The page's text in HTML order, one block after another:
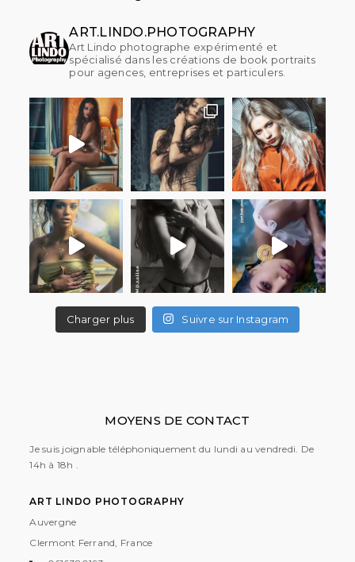
ART.LINDO.PHOTOGRAPHY
Art Lindo photographe expérimenté et
spécialisé dans les créations de book portraits
pour agences, entreprises et particulers.
Charger plus Suivre sur Instagram
MOYENS DE CONTACT
Je suis joignable téléphoniquement du lundi au vendredi. De
14h à 18h .
ART LINDO PHOTOGRAPHY
Auvergne
Clermont Ferrand, France